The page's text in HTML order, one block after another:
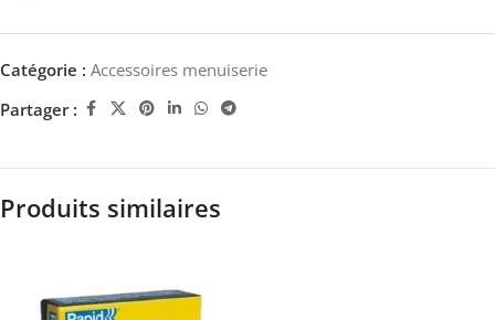
Catégorie : Accessoires menuiserie
Partager :
Produits similaires